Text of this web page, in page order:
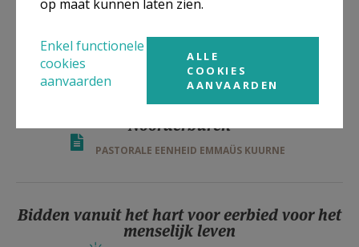
PE SINT-ANDREAS MIDDELKERKE
Senioren Sint–Katrien op bezoek bij onze
Noorderburen
PASTORALE EENHEID EMMAÜS KUURNE
Bidden vanuit het hart voor eerbied voor het
menselijk leven
op maat kunnen laten zien.
Enkel functionele
cookies
aanvaarden
ALLE
COOKIES
AANVAARDEN